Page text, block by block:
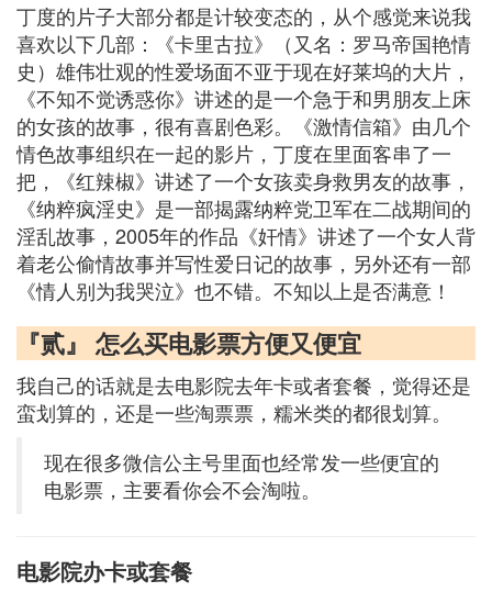
丁度的片子大部分都是计较变态的，从个感觉来说我
喜欢以下几部：《卡里古拉》（又名：罗马帝国艳情
史）雄伟壮观的性爱场面不亚于现在好莱坞的大片，
《不知不觉诱惑你》讲述的是一个急于和男朋友上床
的女孩的故事，很有喜剧色彩。《激情信箱》由几个
情色故事组织在一起的影片，丁度在里面客串了一
把，《红辣椒》讲述了一个女孩卖身救男友的故事，
《纳粹疯淫史》是一部揭露纳粹党卫军在二战期间的
淫乱故事，2005年的作品《奸情》讲述了一个女人背
着老公偷情故事并写性爱日记的故事，另外还有一部
《情人别为我哭泣》也不错。不知以上是否满意！
『贰』 怎么买电影票方便又便宜
我自己的话就是去电影院去年卡或者套餐，觉得还是
蛮划算的，还是一些淘票票，糯米类的都很划算。
现在很多微信公主号里面也经常发一些便宜的
电影票，主要看你会不会淘啦。
电影院办卡或套餐